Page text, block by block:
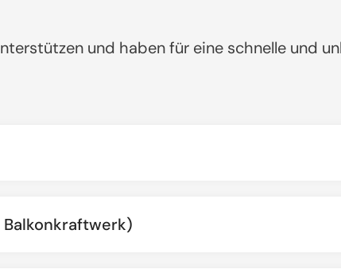
und haben für eine schnelle und